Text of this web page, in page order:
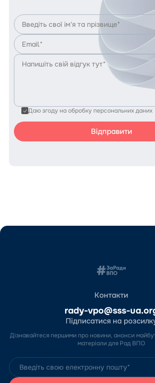
Даю згоду на обробку персональних даних
Контакти
rady-vpo@sss-
Підписатися на
Дізнавайтеся першими про новини, анонси
матеріали для Рад ВПО